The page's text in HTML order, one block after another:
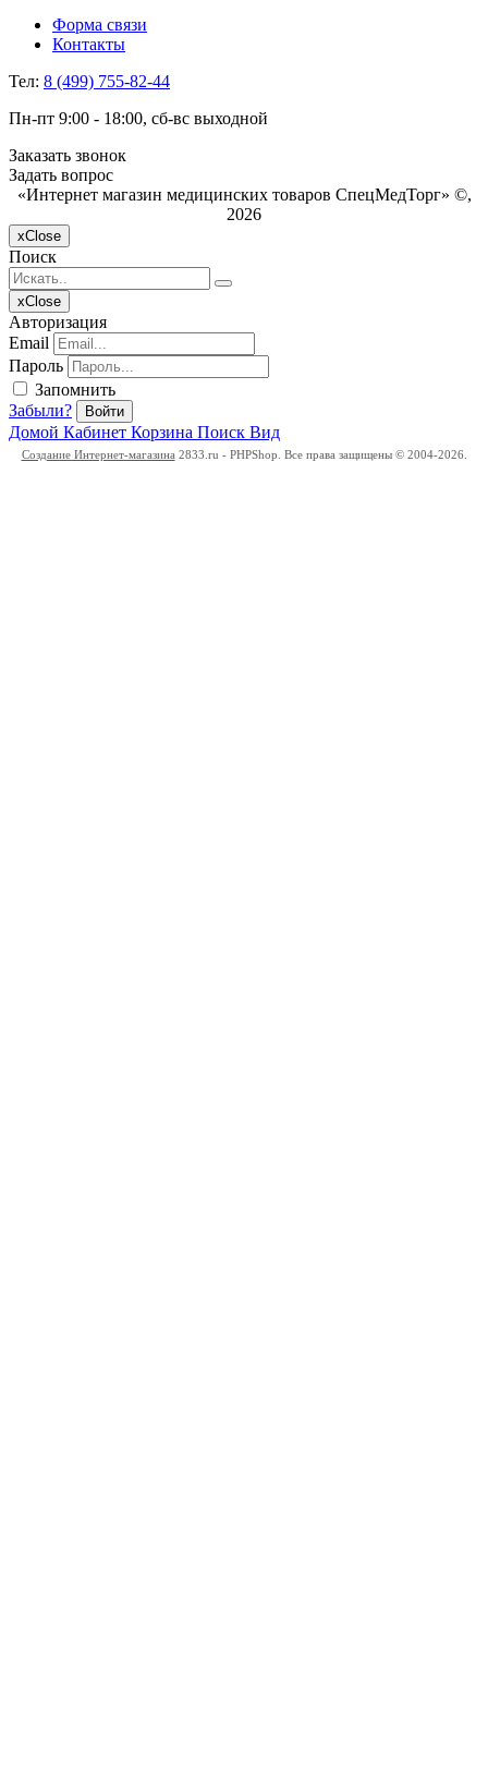
Форма связи
Контакты
Тел: 8 (499) 755-82-44
Пн-пт 9:00 - 18:00, сб-вс выходной
Заказать звонок
Задать вопрос
«Интернет магазин медицинских товаров СпецМедТорг» ©,
2026
xClose
Поиск
xClose
Авторизация
Email
Пароль
Запомнить
Забыли?
Войти
Домой Кабинет Корзина Поиск Вид
Создание Интернет-магазина 2833.ru - PHPShop. Все права защищены © 2004-2026.